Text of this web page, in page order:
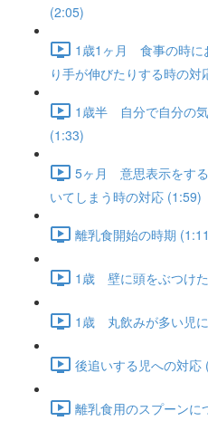
(2:05)
1歳1ヶ月 食事の時に
り手が伸びたりする時の対
1歳半 自分で自分の
(1:33)
5ヶ月 意思表示をす
いてしまう時の対応 (1:59)
離乳食開始の時期
1歳 壁に頭をぶつけ
1歳 丸飲みが多い児
後追いする児への対応
離乳食用のスプーンに